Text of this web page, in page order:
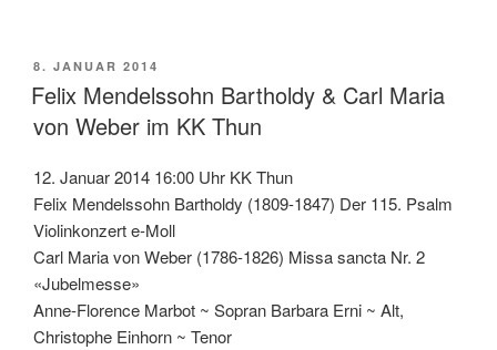
VERÖFFENTLICHT
AM
8. JANUAR 2014
Felix Mendelssohn Bartholdy & Carl Maria
von Weber im KK Thun
12. Januar 2014 16:00 Uhr KK Thun
Felix Mendelssohn Bartholdy (1809-1847) Der 115. Psalm
Violinkonzert e-Moll
Carl Maria von Weber (1786-1826) Missa sancta Nr. 2
«Jubelmesse»
Anne-Florence Marbot ~ Sopran Barbara Erni ~ Alt,
Christophe Einhorn ~ Tenor